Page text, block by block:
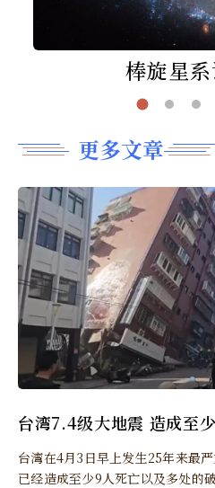
棒旋星
更多文章
台湾7.4级大地震 造成至
台湾在4月3日早上发生25年来最
已经造成至少9人死亡以及多处的破